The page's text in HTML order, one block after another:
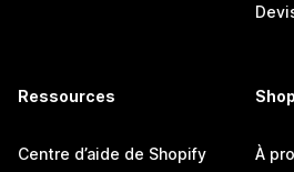
Ressources
Centre d’aide de Shopify À